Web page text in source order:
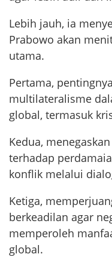
Lebih jauh, ia
Prabowo akan
utama.
Pertama,
multilateralisme
global, termasuk
Kedua,
terhadap
konflik melalui
Ketiga,
berkeadilan agar
memperoleh
global.